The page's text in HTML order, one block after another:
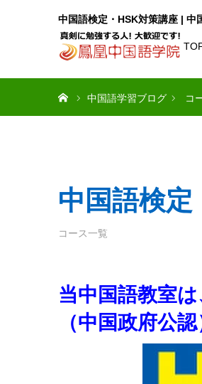
中国語検定・HSK対策講座 | 中
中国語学習ブログ コ
中国語検
コース一覧
当中国語教室
（中国政府公認